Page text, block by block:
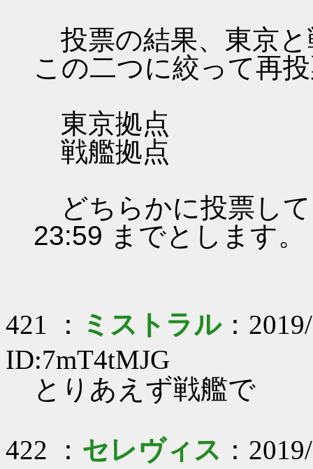
投票の結果、東京と
この二つに絞って再
東京拠点
戦艦拠点
どちらかに投票し
23:59 までとします
421 ： ミストラル：
ID:7mT4tMJG
とりあえず戦艦で
422 ： セレヴィス ：